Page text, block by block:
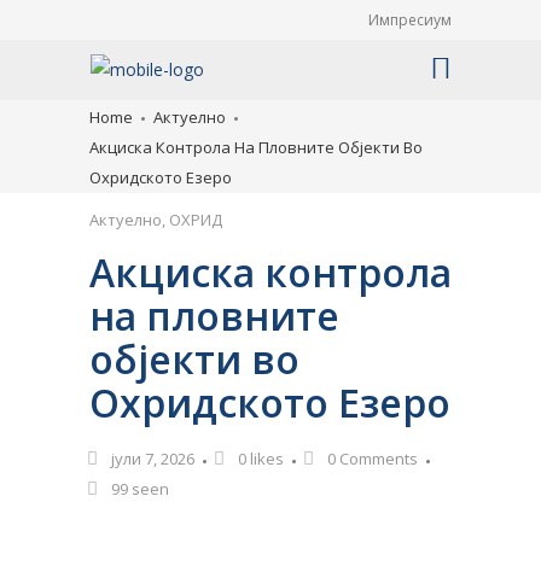
Импресиум
Home
Актуелно
Акциска Контрола На Пловните Објекти Во
Охридското Езеро
Актуелно, ОХРИД
Акциска контрола
на пловните
објекти во
Охридското Езеро
јули 7, 2026 0 likes
0 Comments
99 seen